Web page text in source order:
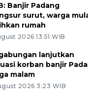
Banjir Padang
surut, warga
rumah
2026 13:51 WIB
lanjutkan
korban banjir
malam
2026 3:23 WIB